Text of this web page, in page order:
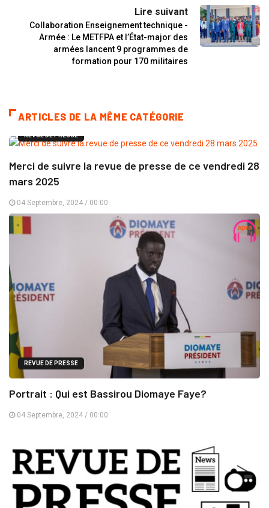
Lire suivant
Collaboration Enseignement technique -
Armée : Le METFPA et l’État-major des
armées lancent 9 programmes de
formation pour 170 militaires
ARTICLES DE LA MÊME CATÉGORIE
REVUE DE PRESSE
Merci de suivre la revue de presse de ce vendredi 28
mars 2025
04 Septembre, 2024 / 00:00
REVUE DE PRESSE
Portrait : Qui est Bassirou Diomaye Faye?
04 Septembre, 2024 / 00:00